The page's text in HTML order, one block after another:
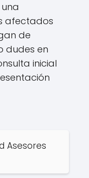
afectados
de
dudes en
inicial
Asesores